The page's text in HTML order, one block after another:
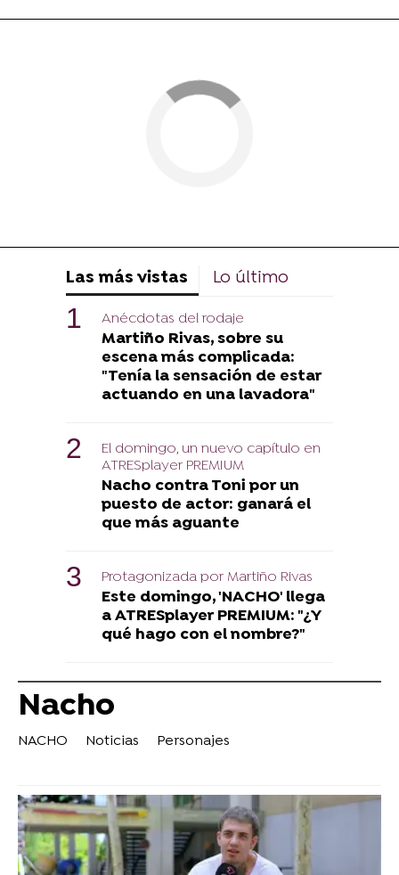
Las más vistas Lo último
Anécdotas del rodaje
Martiño Rivas, sobre su
escena más complicada:
"Tenía la sensación de estar
actuando en una lavadora"
El domingo, un nuevo capítulo en
ATRESplayer PREMIUM
Nacho contra Toni por un
puesto de actor: ganará el
que más aguante
Protagonizada por Martiño Rivas
Este domingo, 'NACHO' llega
a ATRESplayer PREMIUM: "¿Y
qué hago con el nombre?"
Nacho
NACHO Noticias Personajes